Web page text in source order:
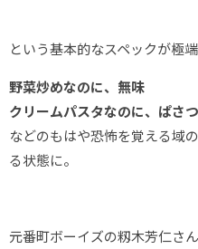
という基本的なスペックが極端
野菜炒めなのに、無味
クリームパスタなのに、ぱさ
などのもはや恐怖を覚える域
る状態に。
元番町ボーイズの籾木芳仁さ